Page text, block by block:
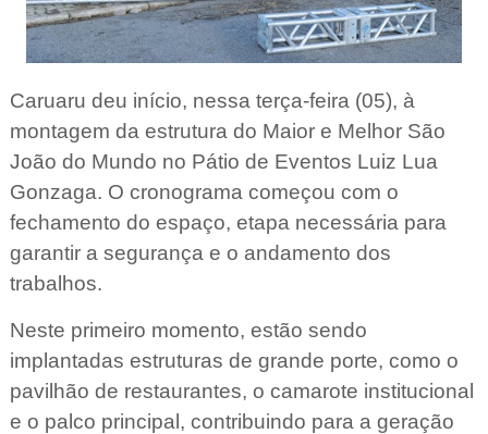
Caruaru deu início, nessa terça-feira (05), à
montagem da estrutura do Maior e Melhor São
João do Mundo no Pátio de Eventos Luiz Lua
Gonzaga. O cronograma começou com o
fechamento do espaço, etapa necessária para
garantir a segurança e o andamento dos
trabalhos.
Neste primeiro momento, estão sendo
implantadas estruturas de grande porte, como o
pavilhão de restaurantes, o camarote institucional
e o palco principal, contribuindo para a geração